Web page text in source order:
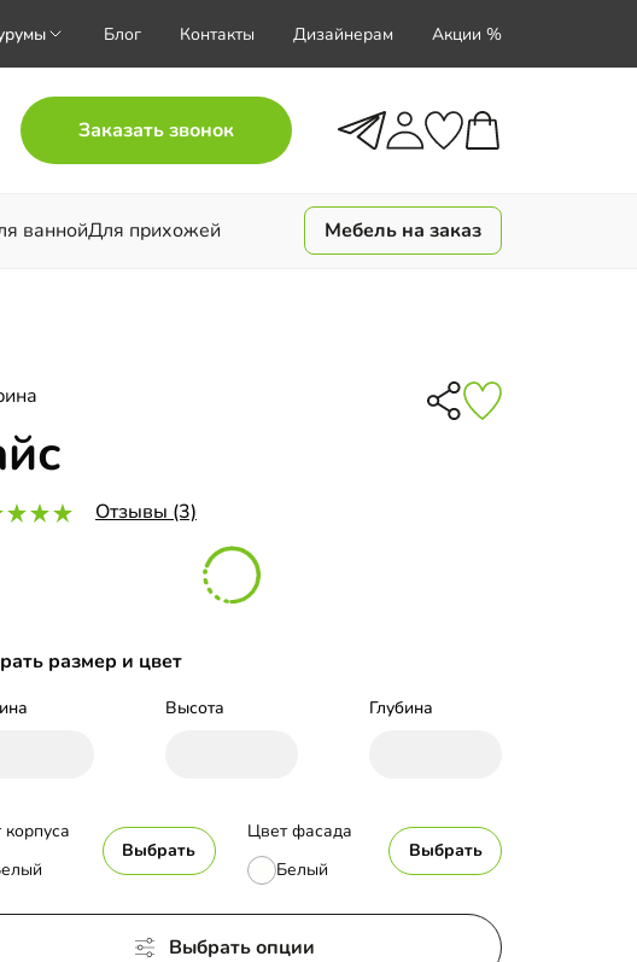
Блог Контакты Дизайнерам Акции %
Заказать звонок
ваннойДля прихожей Мебель на заказ
Отзывы (3)
размер и цвет
Высота Глубина
Выбрать
Цвет фасада
Белый
Выбрать
Выбрать опции